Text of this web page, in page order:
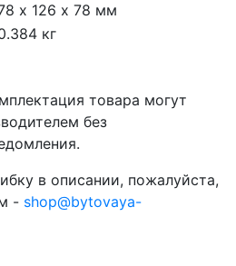
х 126 х 78 мм
кг
товара могут
без
в описании, пожалуйста,
- shop@bytovaya-